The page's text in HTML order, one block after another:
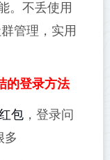
。不丢使用
管理，实用
的登录方法
包 ，登录问
多